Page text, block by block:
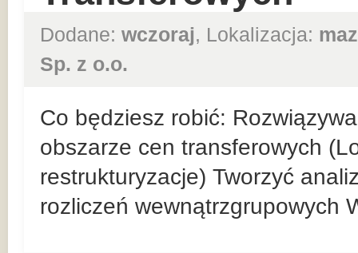
Dodane: wczoraj, Lokalizacja:
Sp. z o.o.
Co będziesz robić:
obszarze cen transferowych
restrukturyzacje) Tworzyć
rozliczeń wewnątrzgrupowych